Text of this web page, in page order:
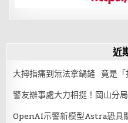
近
大拇指痛到無法拿鍋鏟 竟是
警友辦事處大力相挺！岡山分
OpenAI示警新模型Astra恐